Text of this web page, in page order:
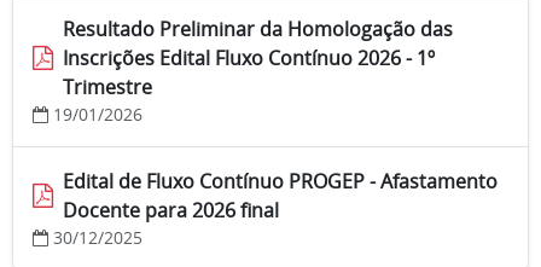
Resultado Preliminar da Homologação das
Inscrições Edital Fluxo Contínuo 2026 - 1º
Trimestre
19/01/2026
Edital de Fluxo Contínuo PROGEP - Afastamento
Docente para 2026 final
30/12/2025